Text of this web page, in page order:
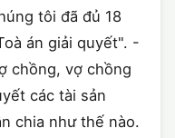
tôi đã đủ 18
án giải quyết". -
chồng, vợ chồng
các tài sản
chia như thế nào.